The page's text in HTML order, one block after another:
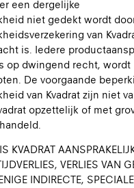
een dergelijke
niet gedekt wordt
van
is. Iedere
op dwingend recht, wordt
De voorgaande
van Kvadrat zijn niet
opzettelijk of met
KVADRAT
VERLIES VAN
INDIRECTE,